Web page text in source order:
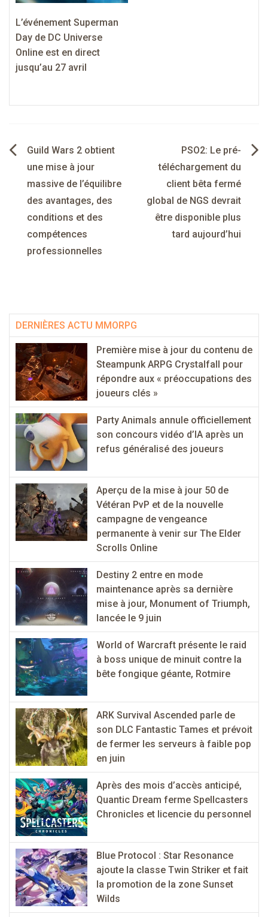
L’événement Superman
Day de DC Universe
Online est en direct
jusqu’au 27 avril
Navigation
de
l’article
Guild Wars 2 obtient
une mise à jour
massive de l’équilibre
des avantages, des
conditions et des
compétences
professionnelles
PSO2: Le pré-
téléchargement du
client bêta fermé
global de NGS devrait
être disponible plus
tard aujourd’hui
DERNIÈRES ACTU MMORPG
Première mise à jour du contenu de
Steampunk ARPG Crystalfall pour
répondre aux « préoccupations des
joueurs clés »
Party Animals annule officiellement
son concours vidéo d’IA après un
refus généralisé des joueurs
Aperçu de la mise à jour 50 de
Vétéran PvP et de la nouvelle
campagne de vengeance
permanente à venir sur The Elder
Scrolls Online
Destiny 2 entre en mode
maintenance après sa dernière
mise à jour, Monument of Triumph,
lancée le 9 juin
World of Warcraft présente le raid
à boss unique de minuit contre la
bête fongique géante, Rotmire
ARK Survival Ascended parle de
son DLC Fantastic Tames et prévoit
de fermer les serveurs à faible pop
en juin
Après des mois d’accès anticipé,
Quantic Dream ferme Spellcasters
Chronicles et licencie du personnel
Blue Protocol : Star Resonance
ajoute la classe Twin Striker et fait
la promotion de la zone Sunset
Wilds